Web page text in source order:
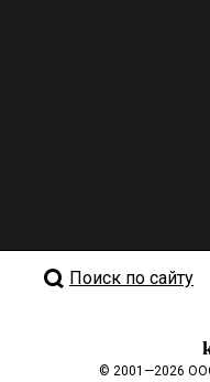
Поиск по сайту
© 2001—2026